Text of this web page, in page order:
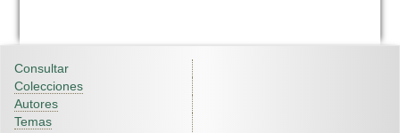
Consultar
Colecciones
Autores
Temas